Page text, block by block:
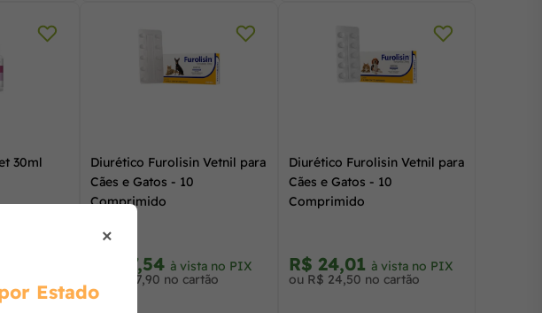
30ml
Diurético Furolisin Vetnil para
Cães e Gatos - 10
Comprimido
R$ 17,54 à vista no PIX
ou R$ 17,90 no cartão
Diurético Furolisin Vetnil para
Cães e Gatos - 10
Comprimido
R$ 24,01 à vista no PIX
ou R$ 24,50 no cartão
×
Estado